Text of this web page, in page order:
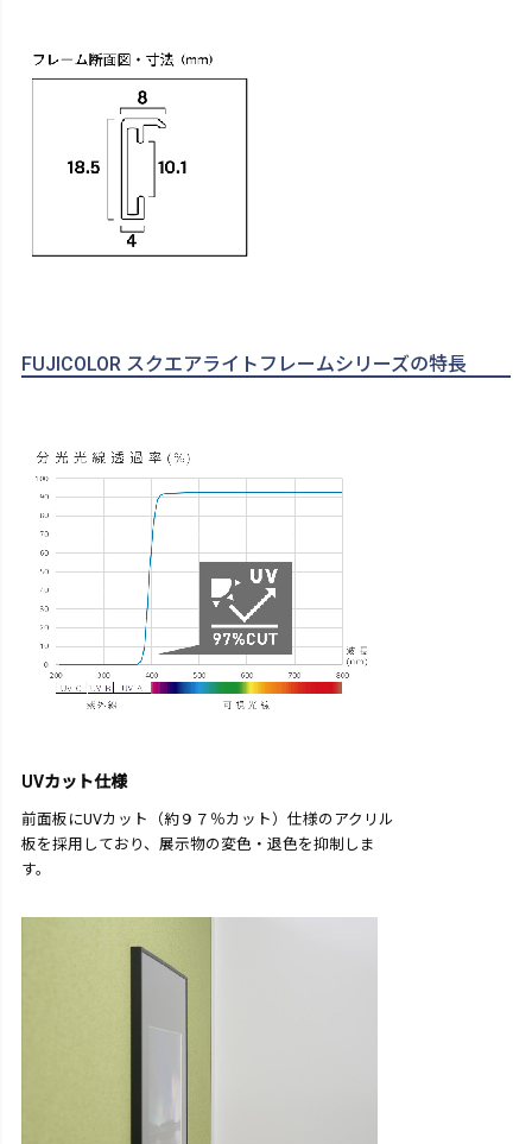
FUJICOLOR スクエアライトフレームシリーズの特長
UVカット仕様
前面板にUVカット（約９７％カット）仕様のアクリル
板を採用しており、展示物の変色・退色を抑制しま
す。